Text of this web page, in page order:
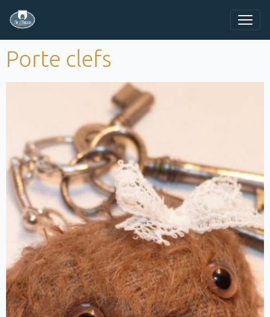
Porte clefs